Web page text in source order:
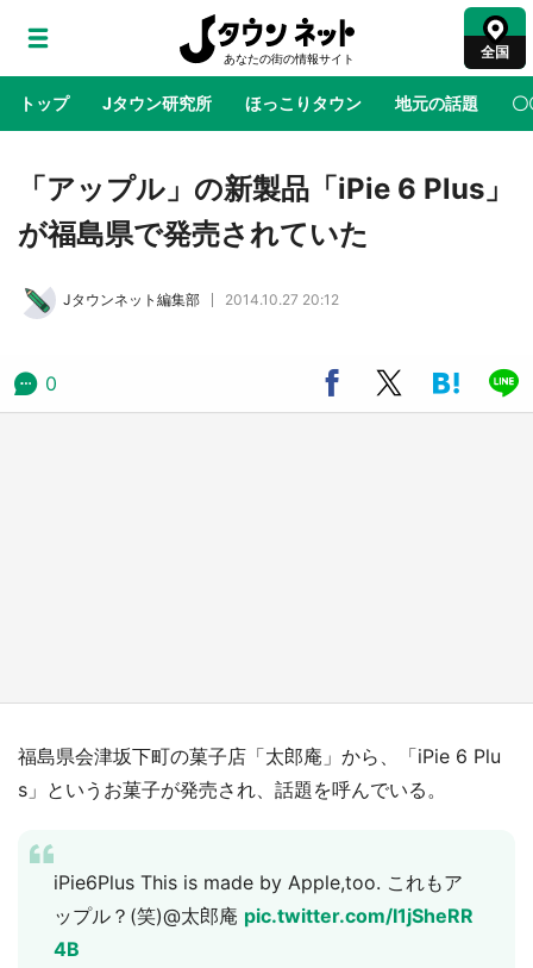
全国
トップ Jタウン研究所 ほっこりタウン 地元の話題 〇
地域×二次元 絶景 あの時はありがとう 物語がはじ
ラボ 作品の世界観通じて「小児がん」学べる
鳥取・境港「ゲゲゲの妖怪楽園」限定だった鬼
太郎グッズ買える 銀座・博品館TOY PARKへ
「アップル」の新製品「iPie 6 Plus」
が福島県で発売されていた
Jタウンネット編集部 2014.10.27 20:12
0
福島県会津坂下町の菓子店「太郎庵」から、「iPie 6 Plu
s」というお菓子が発売され、話題を呼んでいる。
iPie6Plus This is made by Apple,too. これもア
ップル？(笑)@太郎庵 pic.twitter.com/I1jSheRR
4B